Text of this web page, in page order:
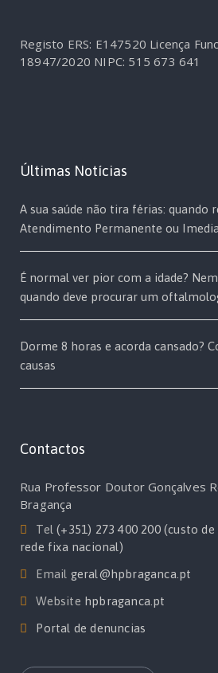
Registo ERS: E147520 Licença
18947/2020 NIPC: 515 673 641
Últimas Notícias
A sua saúde não tira férias: quando
Atendimento Permanente ou
É normal ver pior com a idade?
quando deve procurar um
Dorme 8 horas e acorda cansado?
causas
Contactos
Rua Professor Doutor Gonçalves
Bragança
Tel(+351) 273 400 200 (custo
rede fixa nacional)
Email geral@hpbraganca.pt
Website hpbraganca.pt
Portal de denuncias